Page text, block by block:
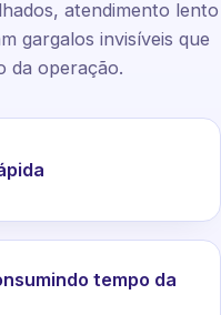
atendimento lento
gargalos invisíveis que
da operação.
tempo da